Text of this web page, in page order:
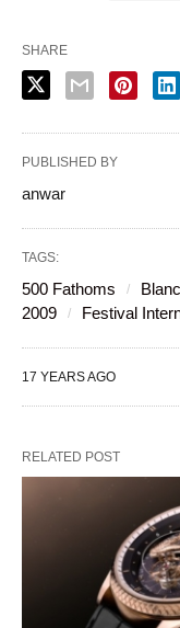
SHARE
PUBLISHED BY
anwar
TAGS:
500 Fathoms
2009
Festival
17 YEARS AGO
RELATED POST